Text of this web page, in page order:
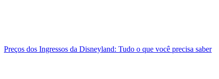
Preços dos Ingressos da Disneyland: Tudo o que você precisa saber